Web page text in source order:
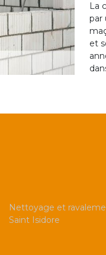
La
par
et
Nettoyage et
Saint Isidore